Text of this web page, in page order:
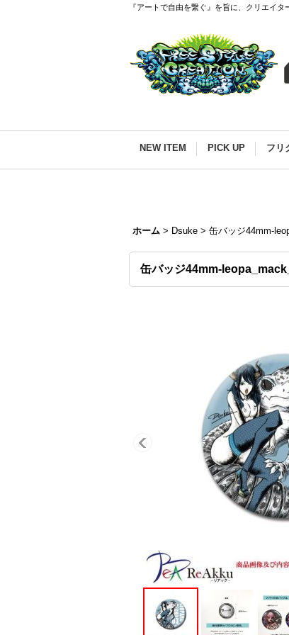
『アートで自由を繋ぐ』を旨に、クリエイ
NEW ITEM PICK UP フリ
ホーム > Dsuke > 缶バッジ44mm-
缶バッジ44mm-